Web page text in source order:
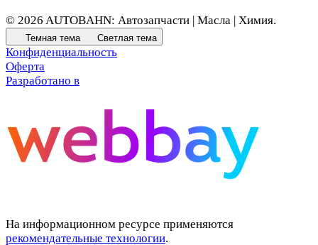
© 2026 AUTOBAHN: Автозапчасти | Масла | Химия.
Темная тема Светлая тема
Конфиденциальность
Оферта
Разработано в
На информационном ресурсе применяются
рекомендательные технологии.